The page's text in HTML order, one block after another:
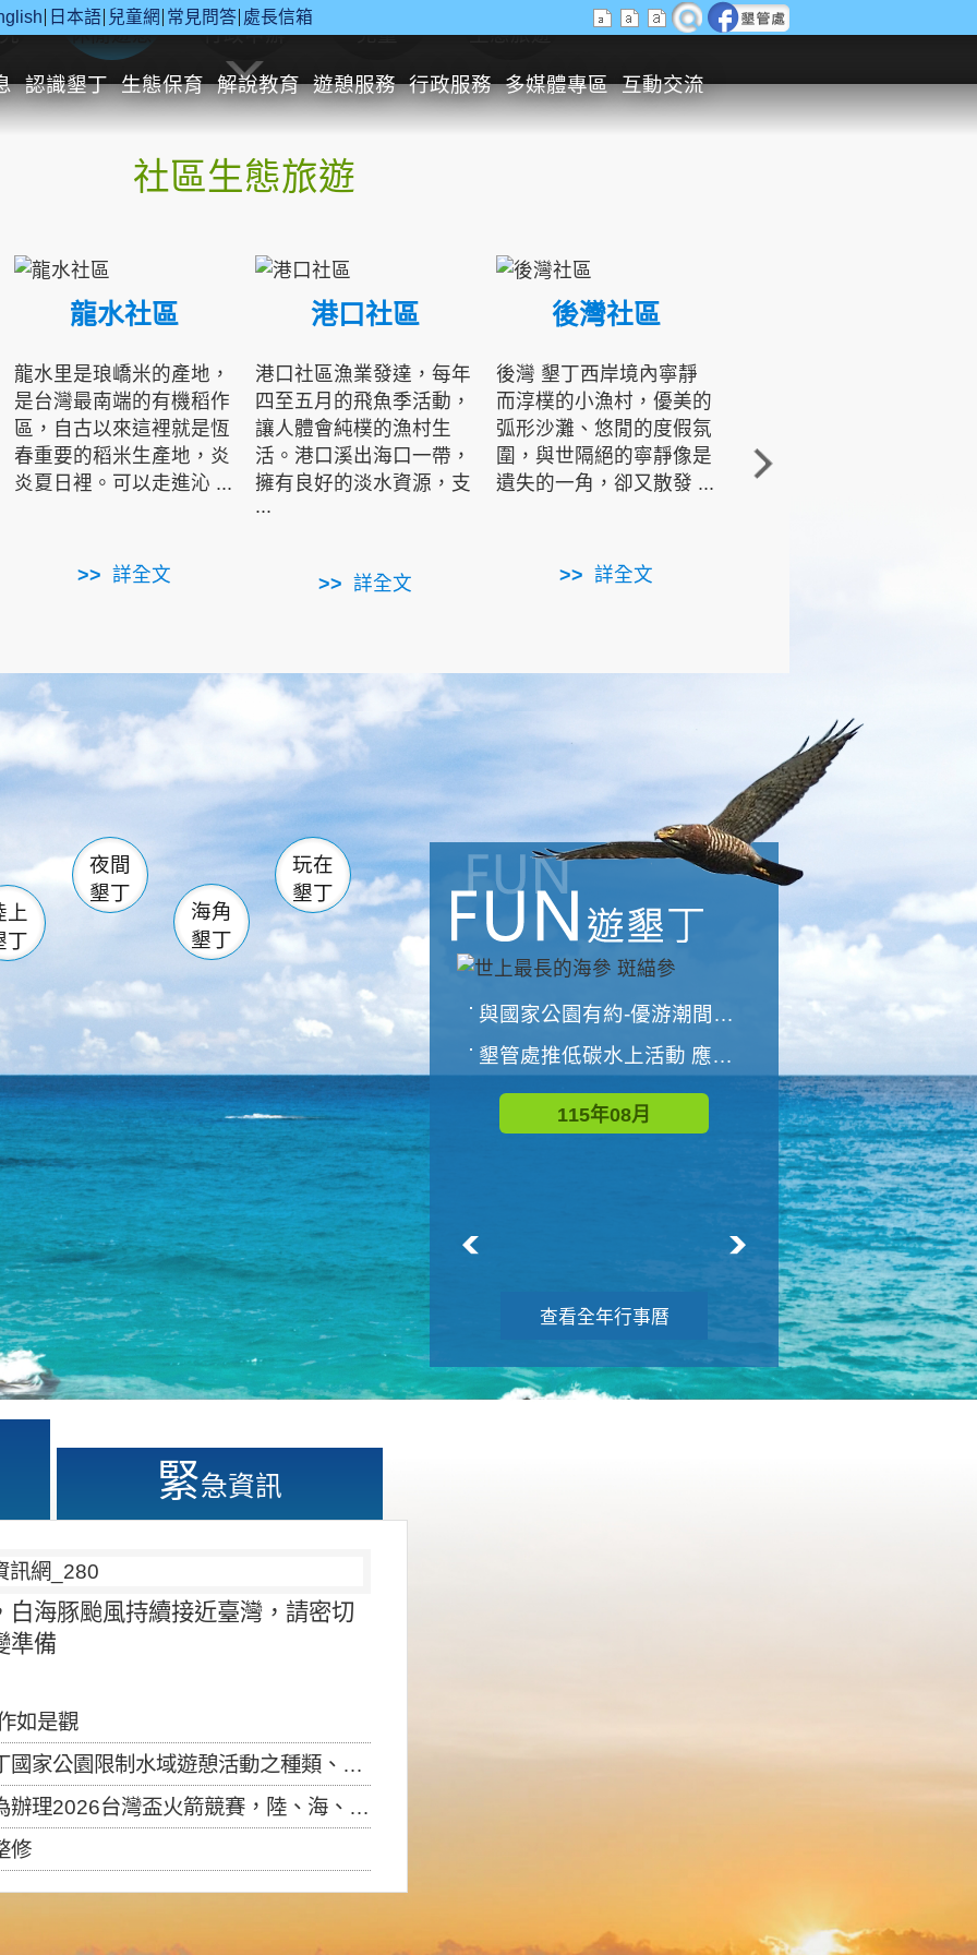
日本語 兒童網 常見問答 處長信箱
認識墾丁 生態保育 解說教育 遊憩服務 行政服務 多媒體專區 互動交流
休閒遊憩 行政申辦 兒童 生態旅遊
社區生態旅遊
龍水社區
龍水里是琅嶠米的產地，
是台灣最南端的有機稻作
區，自古以來這裡就是恆
春重要的稻米生產地，炎
炎夏日裡。可以走進沁 ...
詳全文
港口社區
港口社區漁業發達，每年
四至五月的飛魚季活動，
讓人體會純樸的漁村生
活。港口溪出海口一帶，
擁有良好的淡水資源，支
...
詳全文
後灣社區
後灣 墾丁西岸境內寧靜
而淳樸的小漁村，優美的
弧形沙灘、悠閒的度假氛
圍，與世隔絕的寧靜像是
遺失的一角，卻又散發 ...
詳全文
角的端點，冬季海浪拍打
著礁岸，旺盛的侵蝕作
南仁湖
滿州 佳樂水
森林遊樂區
墾管處遊客中心
社頂公園 風吹沙
船帆石 龍磐公園
香蕉灣 龍坑
鵝鑾鼻
上
丁
夜間
墾丁
海角
墾丁
玩在
墾丁
與國家公園有約-優游潮間探險者
墾管處推低碳水上活動 應屆畢業生限額免費參加
115年08月
世界地球清潔日 墾管處辦理「2026年墾丁國家公園沙灘淨灘活動
115年09月
查看全年行事曆
緊急資訊
海豚颱風持續接近臺灣，請密切
準備
如是觀
制水域遊憩活動之種類、範圍、時間及行為」，自即日生效。
盃火箭競賽，陸、海、空域警戒及協調相關事宜，因颱風備案事宜
修